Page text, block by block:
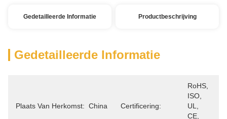
Gedetailleerde Informatie Productbeschrijving
Gedetailleerde Informatie
Plaats Van Herkomst: China Certificering:
RoHS,
ISO,
UL,
CE,